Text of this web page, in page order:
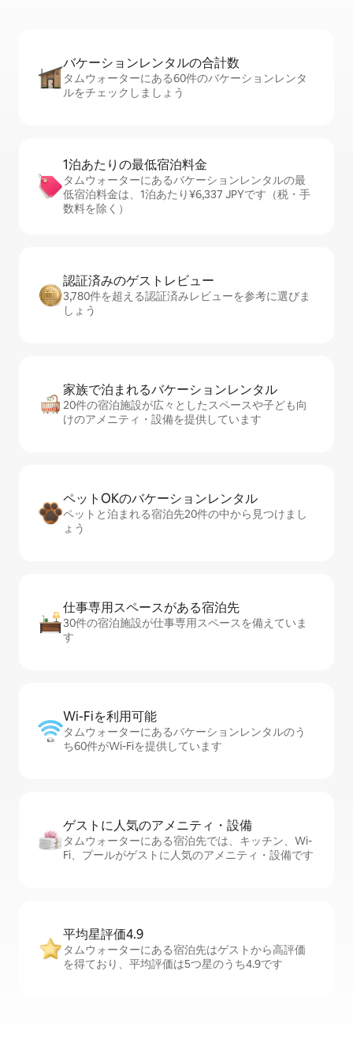
バケーションレ⁠ン⁠タ⁠ル⁠の合⁠計⁠数
タムウォーターにある60件のバケーションレンタ
ルをチェックしましょう
1泊あたりの最⁠低⁠宿⁠泊⁠料⁠金
タムウォーターにあるバケーションレンタルの最
低宿泊料金は、1泊あたり¥6,337 JPYです（税・手
数料を除く）
認証済みのゲ⁠ス⁠ト⁠レ⁠ビ⁠ュ⁠ー
3,780件を超える認証済みレビューを参考に選びま
しょう
家族で泊まれるバ⁠ケ⁠ー⁠シ⁠ョ⁠ンレ⁠ン⁠タ⁠ル
20件の宿泊施設が広々としたスペースや子ども向
けのアメニティ・設備を提供しています
ペットOKのバ⁠ケ⁠ー⁠シ⁠ョ⁠ンレ⁠ン⁠タ⁠ル
ペットと泊まれる宿泊先20件の中から見つけまし
ょう
仕事専用ス⁠ペ⁠ー⁠スがあ⁠る宿⁠泊⁠先
30件の宿泊施設が仕事専用スペースを備えていま
す
Wi-Fiを利⁠用⁠可⁠能
タムウォーターにあるバケーションレンタルのう
ち60件がWi-Fiを提供しています
ゲストに人⁠気⁠のア⁠メ⁠ニ⁠テ⁠ィ・設⁠備
タムウォーターにある宿泊先では、キッチン、Wi-
Fi、プールがゲストに人気のアメニティ・設備です
平均星評価4.9
タムウォーターにある宿泊先はゲストから高評価
を得ており、平均評価は5つ星のうち4.9です